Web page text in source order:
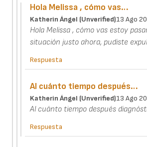
Hola Melissa , cómo vas…
Katherin Ángel (unverified)13 Ago
Hola Melissa , cómo vas estoy
situación justo ahora, pudiste
Respuesta
Al cuánto tiempo después…
Katherin Ángel (unverified)13 Ago
Al cuánto tiempo después
Respuesta